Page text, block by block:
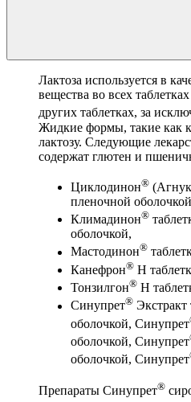
Лактоза используется в
вещества во всех
других таблетках, за
Жидкие формы, такие как
лактозу. Следующие
содержат глютен и
Циклодинон®
пленочной
Климадинон®
оболочкой,
Мастодинон®
Канефрон® Н
Тонзилгон® Н
Синупрет®
оболочкой, Синупрет
оболочкой, Синупрет
оболочкой, Синупрет
Препараты Синупрет®